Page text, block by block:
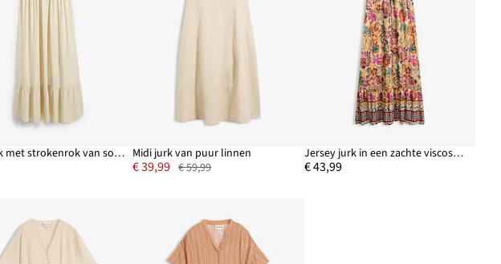
Maxi jurk met strokenrok van soepele viscose Midi jurk van puur linnen
€ 39,99 € 59,99
Jersey jurk in een zachte viscosemix
€ 43,99